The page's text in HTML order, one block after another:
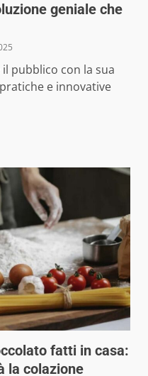
geniale che
pubblico con la sua
e innovative
fatti in casa:
la colazione